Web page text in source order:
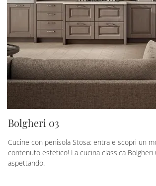
Bolgheri 03
Cucine con penisola Stosa: entra e scopri un
contenuto estetico! La cucina classica Bolgheri
aspettando.